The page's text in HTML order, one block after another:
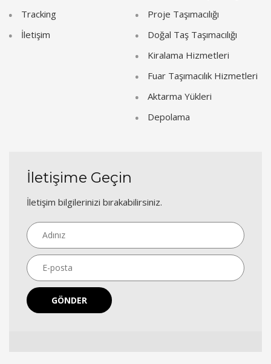
Tracking
İletişim
Proje Taşımacılığı
Doğal Taş Taşımacılığı
Kiralama Hizmetleri
Fuar Taşımacılık Hizmetleri
Aktarma Yükleri
Depolama
İletişime Geçin
İletişim bilgilerinizi bırakabilirsiniz.
GÖNDER